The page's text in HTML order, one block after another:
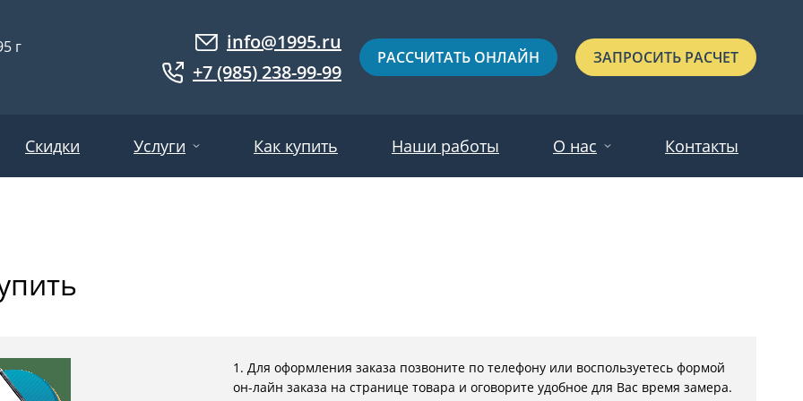
г
info@1995.ru
+7 (985) 238-99-99
РАССЧИТАТЬ ОНЛАЙН ЗАПРОСИТЬ РАСЧЕТ
с массивом дерева
ламинат
Светлые двери
С выдавленным рисунком
Скидки Услуги Как купить Наши работы О нас Контакты
1. Для оформления заказа позвоните по телефону или воспользуетесь формой
он-лайн заказа на странице товара и оговорите удобное для Вас время замера.